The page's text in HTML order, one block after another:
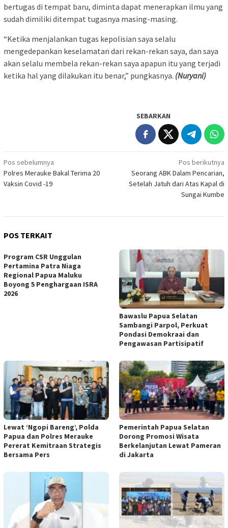
bertugas di tempat baru, diminta dapat menerapkan ilmu yang
sudah dimiliki ditempat tugasnya masing-masing.
“Ketika menjalankan tugas kepolisian saya selalu
mengedepankan keselamatan dari rekan-rekan saya, dan saya
akan selalu membela rekan-rekan saya apapun itu yang terjadi
ketika hal yang dilakukan itu benar,” pungkasnya. (Nuryani)
SEBARKAN
Navigasi
pos
Pos sebelumnya
Polres Merauke Bakal Terima 20
Vaksin Covid -19
Pos berikutnya
Seorang ABK Dalam Pencarian,
Setelah Jatuh dari Atas Kapal di
Sungai Kumbe
POS TERKAIT
Program CSR Unggulan
Pertamina Patra Niaga
Regional Papua Maluku
Boyong 5 Penghargaan ISRA
2026
Bawaslu Papua Selatan
Sambangi Parpol, Perkuat
Pondasi Demokraai dan
Pengawasan Partisipatif
Lewat ‘Ngopi Bareng’, Polda
Papua dan Polres Merauke
Pererat Kemitraan Strategis
Bersama Pers
Pemerintah Papua Selatan
Dorong Promosi Wisata
Berkelanjutan Lewat Pameran
di Jakarta